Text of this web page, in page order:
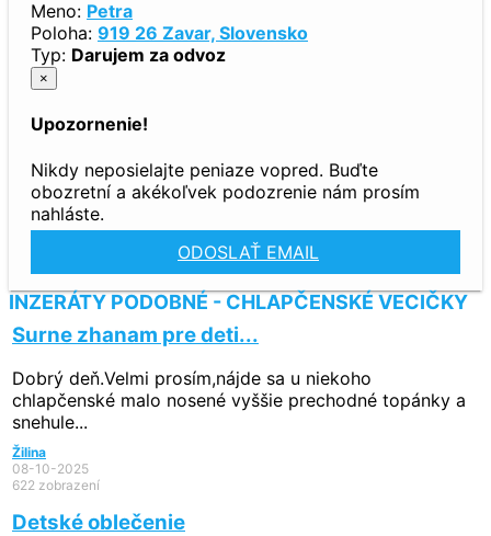
Meno: Petra
Poloha: 919 26 Zavar, Slovensko
Typ: Darujem za odvoz
×
Upozornenie!
Nikdy neposielajte peniaze vopred. Buďte
obozretní a akékoľvek podozrenie nám prosím
nahláste.
ODOSLAŤ EMAIL
INZERÁTY PODOBNÉ - CHLAPČENSKÉ VECIČKY
Surne zhanam pre deti...
Dobrý deň.Velmi prosím,nájde sa u niekoho
chlapčenské malo nosené vyššie prechodné topánky a
snehule...
Žilina
08-10-2025
622 zobrazení
Detské oblečenie